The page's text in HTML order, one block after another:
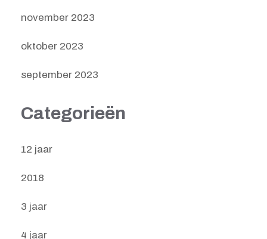
november 2023
oktober 2023
september 2023
Categorieën
12 jaar
2018
3 jaar
4 jaar